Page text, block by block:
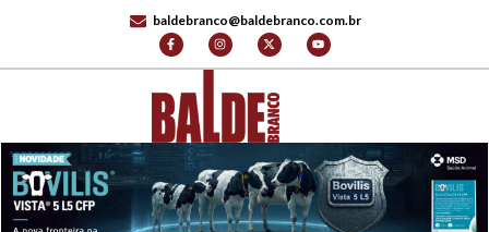
baldebranco@baldebranco.com.br